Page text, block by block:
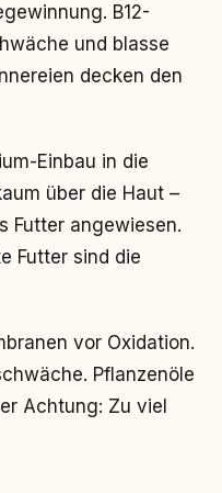
B12-
und blasse
decken den
Einbau in die
über die Haut –
Futter angewiesen.
Futter sind die
vor Oxidation.
Pflanzenöle
Achtung: Zu viel